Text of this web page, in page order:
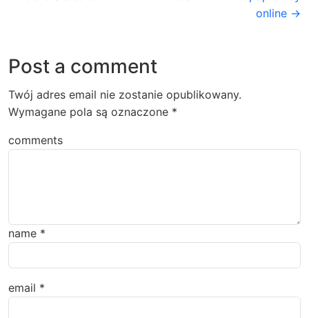
online →
Post a comment
Twój adres email nie zostanie opublikowany.
Wymagane pola są oznaczone *
comments
name *
email *